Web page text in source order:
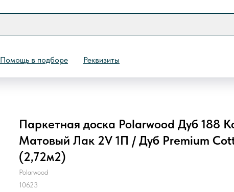
Помощь в подборе Реквизиты
НазадПаркетная доска Polarwood Дуб 188
Матовый Лак 2V 1П / Дуб Premium
(2,72м2)
Polarwood
10623